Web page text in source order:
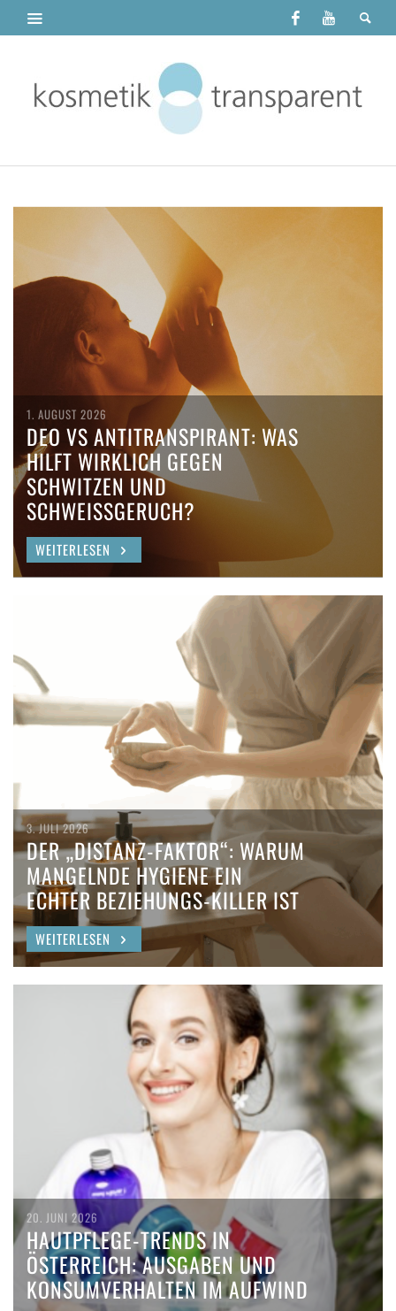
1. AUGUST 2026
DEO VS ANTITRANSPIRANT: WAS
HILFT WIRKLICH GEGEN
SCHWITZEN UND
SCHWEISSGERUCH?
WEITERLESEN
3. JULI 2026
DER „DISTANZ-FAKTOR“: WARUM
MANGELNDE HYGIENE EIN
ECHTER BEZIEHUNGS-KILLER IST
WEITERLESEN
20. JUNI 2026
HAUTPFLEGE-TRENDS IN
ÖSTERREICH: AUSGABEN UND
KONSUMVERHALTEN IM AUFWIND